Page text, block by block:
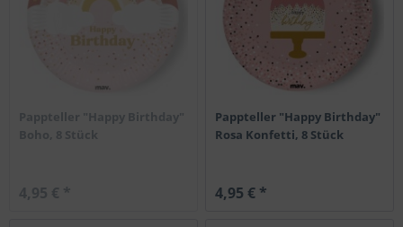
Pappteller "Happy Birthday"
Boho, 8 Stück
4,95 € *
Pappteller "Happy Birthday"
Rosa Konfetti, 8 Stück
4,95 € *